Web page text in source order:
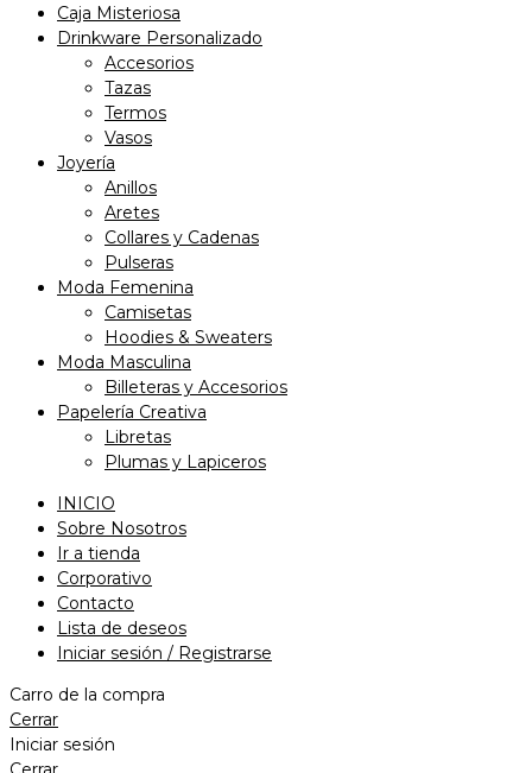
Caja Misteriosa
Drinkware Personalizado
Accesorios
Tazas
Termos
Vasos
Joyería
Anillos
Aretes
Collares y Cadenas
Pulseras
Moda Femenina
Camisetas
Hoodies & Sweaters
Moda Masculina
Billeteras y Accesorios
Papelería Creativa
Libretas
Plumas y Lapiceros
INICIO
Sobre Nosotros
Ir a tienda
Corporativo
Contacto
Lista de deseos
Iniciar sesión / Registrarse
Carro de la compra
Cerrar
Iniciar sesión